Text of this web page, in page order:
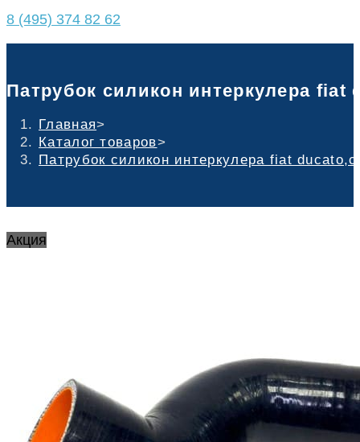
8 (495) 374 82 62
Патрубок силикон интеркулера
Главная>
Каталог товаров>
Патрубок силикон интеркулера fiat
Акция